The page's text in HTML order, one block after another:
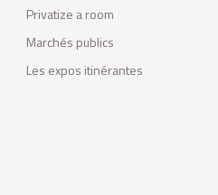
Privatize a room
Marchés publics
Les expos itinérantes